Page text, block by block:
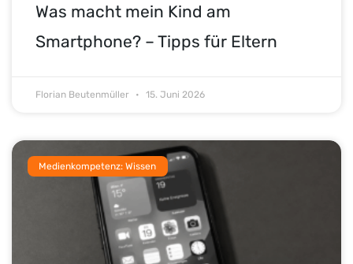
Was macht mein Kind am
Smartphone? – Tipps für Eltern
Florian Beutenmüller 15. Juni 2026
Medienkompetenz: Wissen